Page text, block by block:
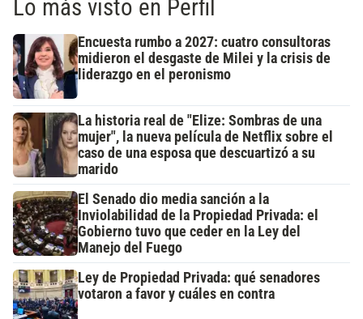
Lo más visto en Perfil
Encuesta rumbo a 2027: cuatro consultoras
midieron el desgaste de Milei y la crisis de
liderazgo en el peronismo
La historia real de "Elize: Sombras de una
mujer", la nueva película de Netflix sobre el
caso de una esposa que descuartizó a su
marido
El Senado dio media sanción a la
Inviolabilidad de la Propiedad Privada: el
Gobierno tuvo que ceder en la Ley del
Manejo del Fuego
Ley de Propiedad Privada: qué senadores
votaron a favor y cuáles en contra